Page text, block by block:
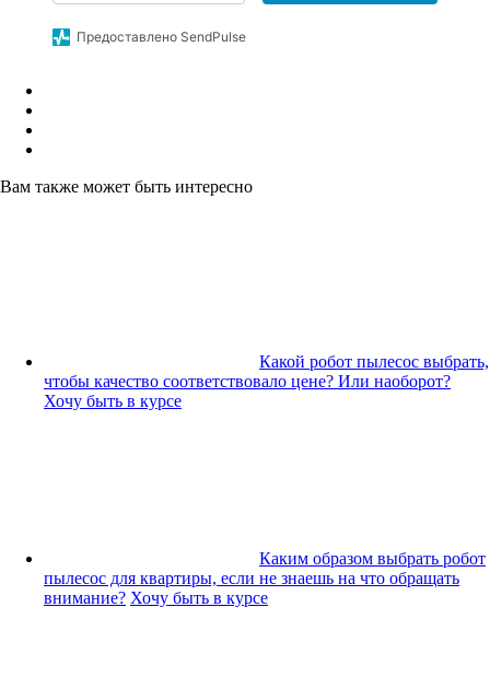
Предоставлено SendPulse
Вам также может быть интересно
Какой робот пылесос выбрать,
чтобы качество соответствовало цене? Или наоборот?
Хочу быть в курсе
Каким образом выбрать робот
пылесос для квартиры, если не знаешь на что обращать
внимание? Хочу быть в курсе